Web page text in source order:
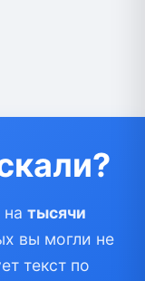
на тысячи
вы могли не
текст по